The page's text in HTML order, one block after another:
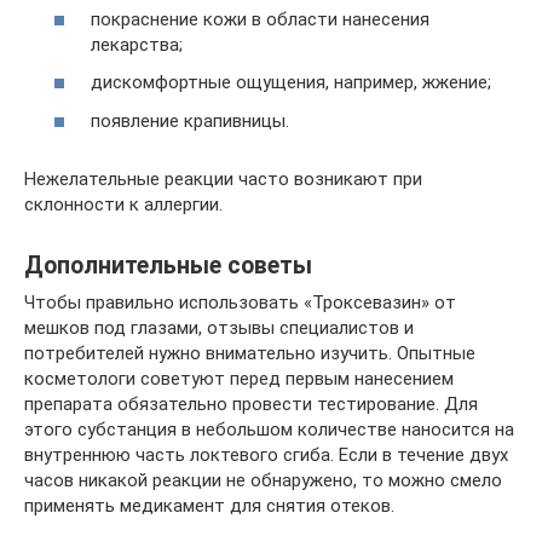
покраснение кожи в области нанесения
лекарства;
дискомфортные ощущения, например, жжение;
появление крапивницы.
Нежелательные реакции часто возникают при
склонности к аллергии.
Дополнительные советы
Чтобы правильно использовать «Троксевазин» от
мешков под глазами, отзывы специалистов и
потребителей нужно внимательно изучить. Опытные
косметологи советуют перед первым нанесением
препарата обязательно провести тестирование. Для
этого субстанция в небольшом количестве наносится на
внутреннюю часть локтевого сгиба. Если в течение двух
часов никакой реакции не обнаружено, то можно смело
применять медикамент для снятия отеков.